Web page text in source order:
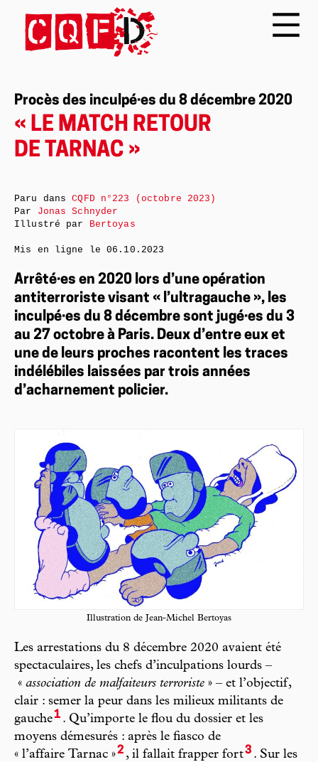
Procès des inculpé·es du 8 décembre 2020
« LE MATCH RETOUR
DE TARNAC »
Arrêté·es en 2020 lors d’une opération
antiterroriste visant « l’ultragauche », les
inculpé·es du 8 décembre sont jugé·es du 3
au 27 octobre à Paris. Deux d’entre eux et
une de leurs proches racontent les traces
indélébiles laissées par trois années
d’acharnement policier.
Illustration de Jean-Michel Bertoyas
Les arrestations du 8 décembre 2020 avaient été
spectaculaires, les chefs d’inculpations lourds –
« association de malfaiteurs terroriste » – et l’objectif,
clair : semer la peur dans les milieux militants de
gauche1 . Qu’importe le flou du dossier et les
moyens démesurés : après le fiasco de
« l’affaire Tarnac »2 , il fallait frapper fort3 . Sur les
Paru dansCQFD n°223 (octobre 2023)
Par Jonas Schnyder
Illustré par Bertoyas
Mis en ligne le06.10.2023